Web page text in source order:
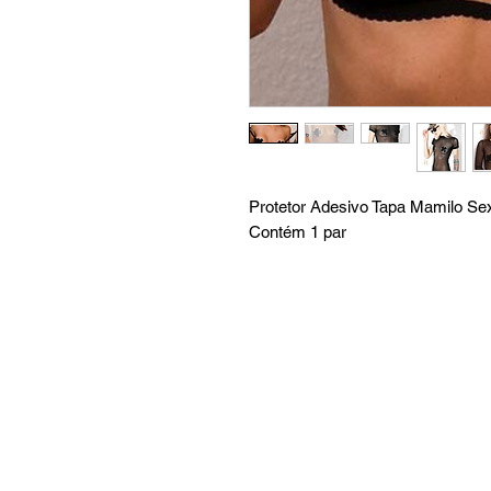
Protetor Adesivo Tapa Mamilo
Contém 1 par